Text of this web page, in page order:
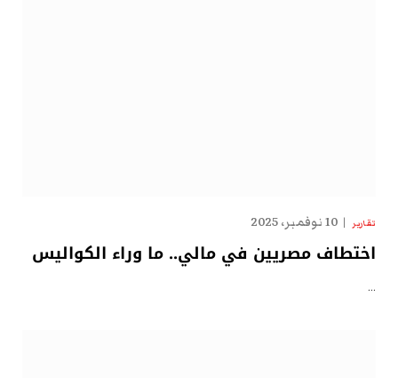
تقارير 10 نوفمبر، 2025
اختطاف مصريين في مالي.. ما وراء الكواليس
…